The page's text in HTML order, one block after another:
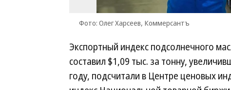
Фото: Олег Харсеев, Коммерсантъ
Экспортный индекс подсолнечного
составил $1,09 тыс. за тонну,
году, подсчитали в Центре ценовых